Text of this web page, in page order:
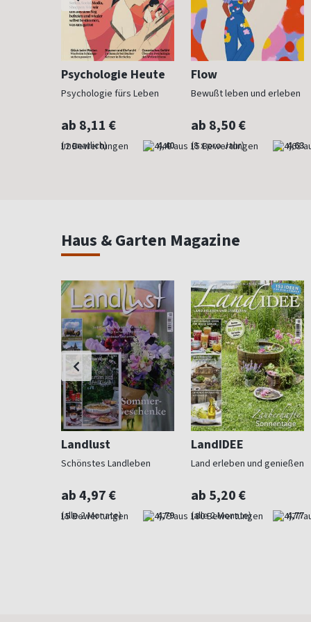
Psychologie Heute
Psychologie fürs Leben
ab 8,11 €
(monatlich) 4,40
Flow
Bewußt leben und erleben
ab 8,50 €
(8 x pro Jahr) 4,63
Haus & Garten Magazine
Landlust
Schönstes Landleben
ab 4,97 €
(alle 2 Monate) 4,79
LandIDEE
Land erleben und genießen
ab 5,20 €
(alle 2 Monate) 4,77